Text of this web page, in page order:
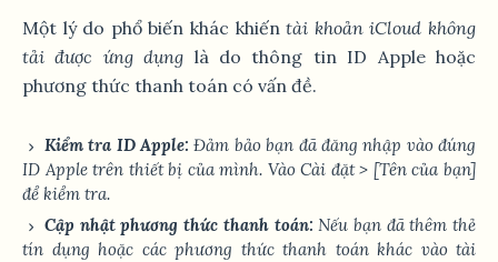
Một lý do phổ biến khác khiếntài khoản iCloud không
tải được ứng dụng là do thông tin ID Apple hoặc
phương thức thanh toán có vấn đề.
Kiểm tra ID Apple: Đảm bảo bạn đã đăng nhập vào đúng
ID Apple trên thiết bị của mình. VàoCài đặt> [Tên của bạn]
để kiểm tra.
Cập nhật phương thức thanh toán: Nếu bạn đã thêm thẻ
tín dụng hoặc các phương thức thanh toán khác vào tài